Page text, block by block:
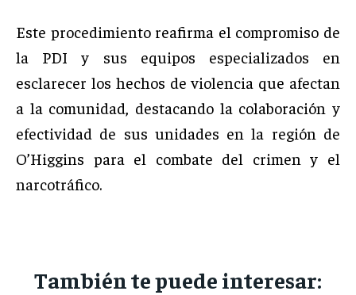
Este procedimiento reafirma el compromiso de
la PDI y sus equipos especializados en
esclarecer los hechos de violencia que afectan
a la comunidad, destacando la colaboración y
efectividad de sus unidades en la región de
O’Higgins para el combate del crimen y el
narcotráfico.
También te puede interesar: